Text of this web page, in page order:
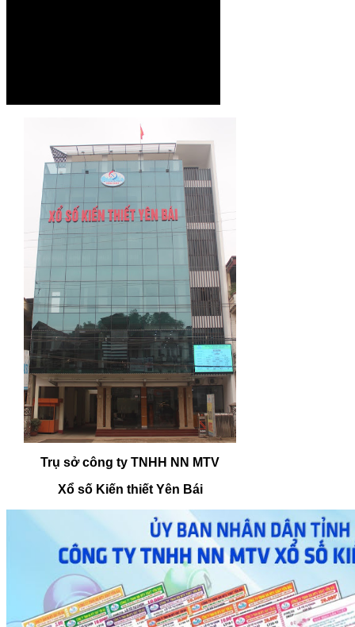
Trụ sở công ty TNHH NN MTV
Xổ số Kiến thiết Yên Bái